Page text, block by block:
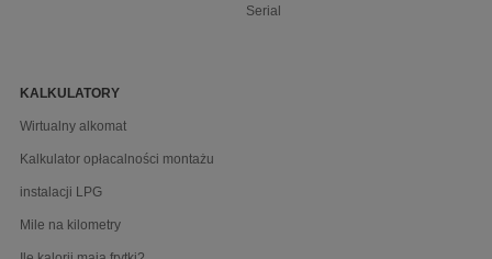
Serial
KALKULATORY
Wirtualny alkomat
Kalkulator opłacalności montażu
instalacji LPG
Mile na kilometry